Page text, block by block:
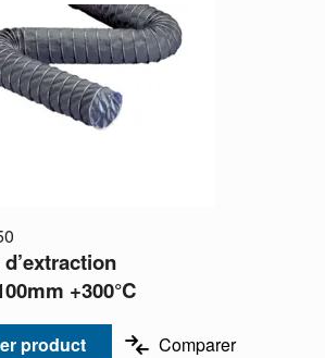
+300°C
product Comparer